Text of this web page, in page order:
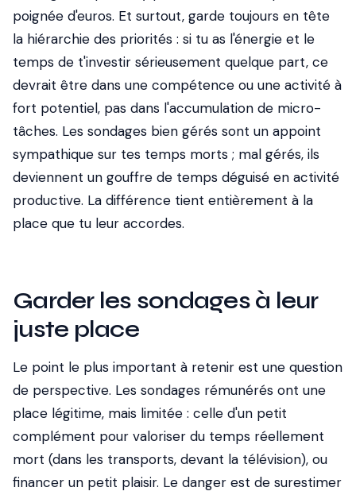
poignée d'euros. Et surtout, garde toujours en tête
la hiérarchie des priorités : si tu as l'énergie et le
temps de t'investir sérieusement quelque part, ce
devrait être dans une compétence ou une activité à
fort potentiel, pas dans l'accumulation de micro-
tâches. Les sondages bien gérés sont un appoint
sympathique sur tes temps morts ; mal gérés, ils
deviennent un gouffre de temps déguisé en activité
productive. La différence tient entièrement à la
place que tu leur accordes.
Garder les sondages à leur
juste place
Le point le plus important à retenir est une question
de perspective. Les sondages rémunérés ont une
place légitime, mais limitée : celle d'un petit
complément pour valoriser du temps réellement
mort (dans les transports, devant la télévision), ou
financer un petit plaisir. Le danger est de surestimer